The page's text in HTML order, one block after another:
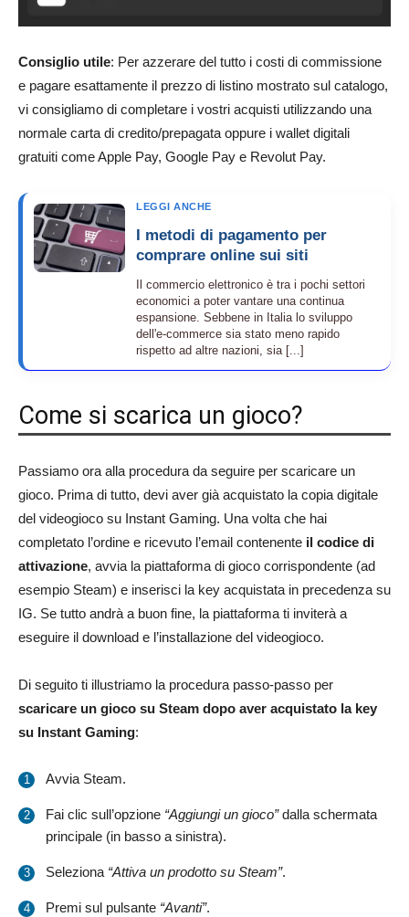
Consiglio utile: Per azzerare del tutto i costi di commissione
e pagare esattamente il prezzo di listino mostrato sul catalogo,
vi consigliamo di completare i vostri acquisti utilizzando una
normale carta di credito/prepagata oppure i wallet digitali
gratuiti come Apple Pay, Google Pay e Revolut Pay.
LEGGI ANCHE
I metodi di pagamento per
comprare online sui siti
Il commercio elettronico è tra i pochi settori
economici a poter vantare una continua
espansione. Sebbene in Italia lo sviluppo
dell'e-commerce sia stato meno rapido
rispetto ad altre nazioni, sia [...]
Come si scarica un gioco?
Passiamo ora alla procedura da seguire per scaricare un
gioco. Prima di tutto, devi aver già acquistato la copia digitale
del videogioco su Instant Gaming. Una volta che hai
completato l’ordine e ricevuto l’email contenente il codice di
attivazione, avvia la piattaforma di gioco corrispondente (ad
esempio Steam) e inserisci la key acquistata in precedenza su
IG. Se tutto andrà a buon fine, la piattaforma ti inviterà a
eseguire il download e l’installazione del videogioco.
Di seguito ti illustriamo la procedura passo-passo per
scaricare un gioco su Steam dopo aver acquistato la key
su Instant Gaming:
Avvia Steam.
Fai clic sull’opzione “Aggiungi un gioco”dalla schermata
principale (in basso a sinistra).
Seleziona “Attiva un prodotto su Steam”.
Premi sul pulsante “Avanti”.